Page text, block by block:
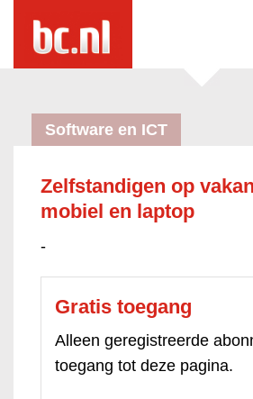
Software en ICT
Zelfstandigen op
mobiel en laptop
-
Gratis toegang
Alleen geregistreerde
toegang tot deze pagina.